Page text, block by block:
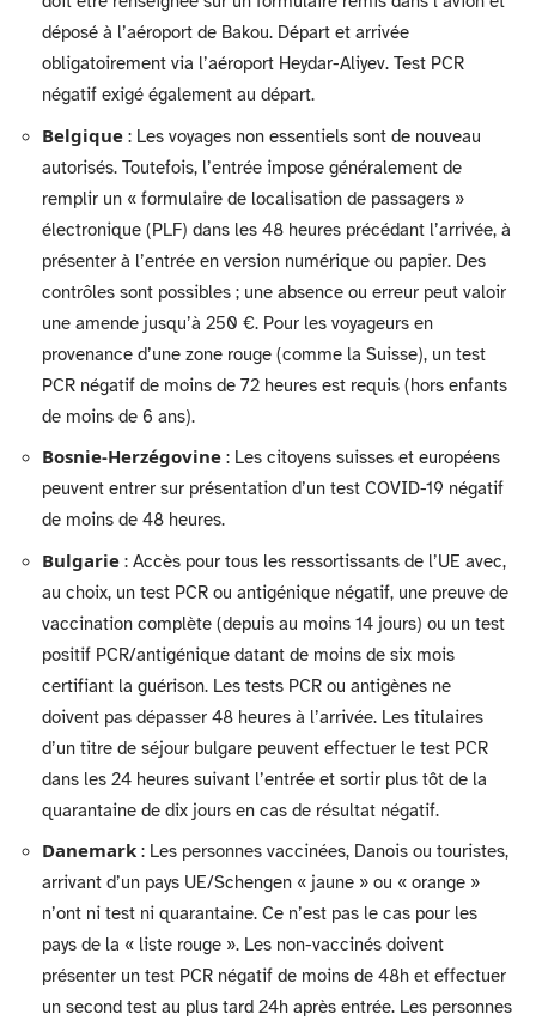
déposé à l’aéroport de Bakou. Départ et arrivée
obligatoirement via l’aéroport Heydar-Aliyev. Test PCR
négatif exigé également au départ.
Belgique : Les voyages non essentiels sont de nouveau
autorisés. Toutefois, l’entrée impose généralement de
remplir un « formulaire de localisation de passagers »
électronique (PLF) dans les 48 heures précédant l’arrivée, à
présenter à l’entrée en version numérique ou papier. Des
contrôles sont possibles ; une absence ou erreur peut valoir
une amende jusqu’à 250 €. Pour les voyageurs en
provenance d’une zone rouge (comme la Suisse), un test
PCR négatif de moins de 72 heures est requis (hors enfants
de moins de 6 ans).
Bosnie-Herzégovine : Les citoyens suisses et européens
peuvent entrer sur présentation d’un test COVID-19 négatif
de moins de 48 heures.
Bulgarie : Accès pour tous les ressortissants de l’UE avec,
au choix, un test PCR ou antigénique négatif, une preuve de
vaccination complète (depuis au moins 14 jours) ou un test
positif PCR/antigénique datant de moins de six mois
certifiant la guérison. Les tests PCR ou antigènes ne
doivent pas dépasser 48 heures à l’arrivée. Les titulaires
d’un titre de séjour bulgare peuvent effectuer le test PCR
dans les 24 heures suivant l’entrée et sortir plus tôt de la
quarantaine de dix jours en cas de résultat négatif.
Danemark : Les personnes vaccinées, Danois ou touristes,
arrivant d’un pays UE/Schengen « jaune » ou « orange »
n’ont ni test ni quarantaine. Ce n’est pas le cas pour les
pays de la « liste rouge ». Les non-vaccinés doivent
présenter un test PCR négatif de moins de 48h et effectuer
un second test au plus tard 24h après entrée. Les personnes